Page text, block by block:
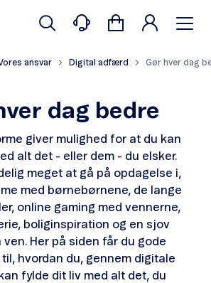
ansvar Digital adfærd Gør hver dag
dag bedre
giver mulighed for at du kan
alt det - eller dem - du elsker.
meget at gå på opdagelse i,
med børnebørnene, de lange
online gaming med vennerne,
boliginspiration og en sjov
ven. Her på siden får du gode
hvordan du, gennem digitale
fylde dit liv med alt det, du